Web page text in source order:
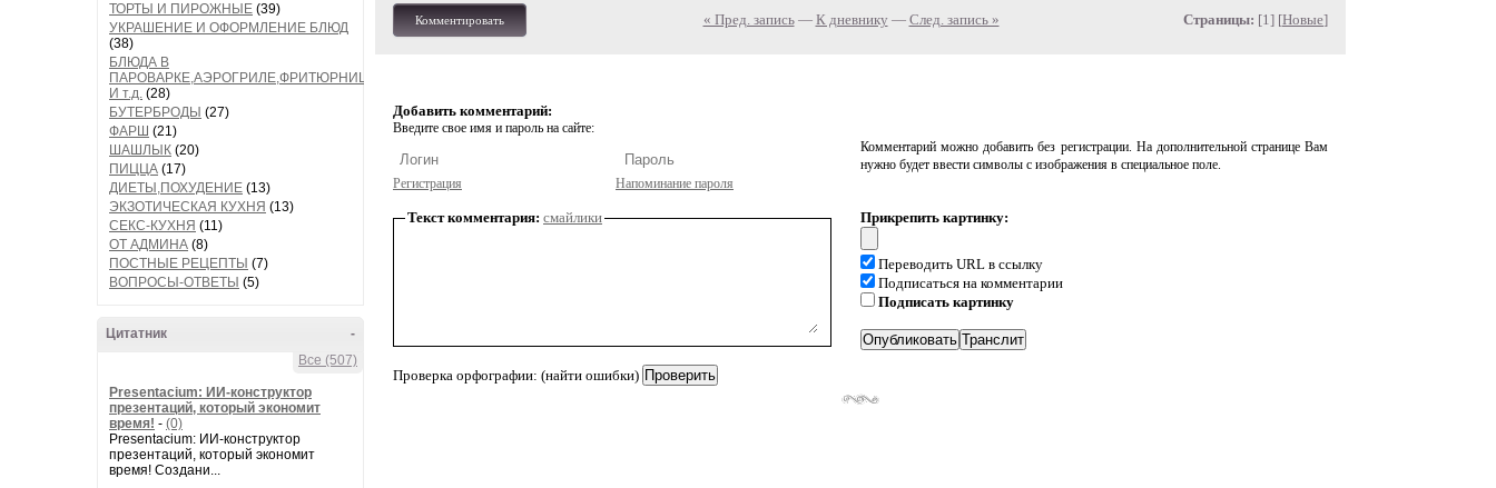
ТОРТЫ И ПИРОЖНЫЕ (39)
УКРАШЕНИЕ И ОФОРМЛЕНИЕ БЛЮД
(38)
БЛЮДА В
ПАРОВАРКЕ,АЭРОГРИЛЕ,ФРИТЮРНИЦЕ
И т.д. (28)
БУТЕРБРОДЫ (27)
ФАРШ (21)
ШАШЛЫК (20)
ПИЦЦА (17)
ДИЕТЫ,ПОХУДЕНИЕ (13)
ЭКЗОТИЧЕСКАЯ КУХНЯ (13)
СЕКС-КУХНЯ (11)
ОТ АДМИНА (8)
ПОСТНЫЕ РЕЦЕПТЫ (7)
ВОПРОСЫ-ОТВЕТЫ (5)
-
Цитатник
Все (507)
Presentacium: ИИ‑конструктор
презентаций, который экономит
время! - (0)
Presentacium: ИИ‑конструктор
презентаций, который экономит
время! Создани...
Комментировать « Пред. запись— К дневнику — След. запись » Страницы: [1] [Новые]
Добавить комментарий:
Введите свое имя и пароль на сайте:
Регистрация Напоминание пароля
Комментарий можно добавить без регистрации. На дополнительной странице Вам
нужно будет ввести символы с изображения в специальное поле.
Текст комментария: смайлики
Проверка орфографии: (найти ошибки)
Прикрепить картинку:
Переводить URL в ссылку
Подписаться на комментарии
Подписать картинку